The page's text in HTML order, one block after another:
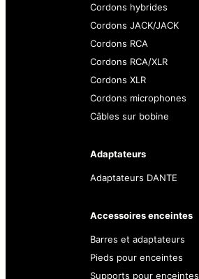
Cordons hybrides
Cordons JACK/JACK
Cordons RCA
Cordons RCA/XLR
Cordons XLR
Cordons microphones
Câbles sur bobine
Adaptateurs
Adaptateurs DANTE
Accessoires enceintes
Barres et adaptateurs
Pieds pour enceintes
Supports pour enceintes